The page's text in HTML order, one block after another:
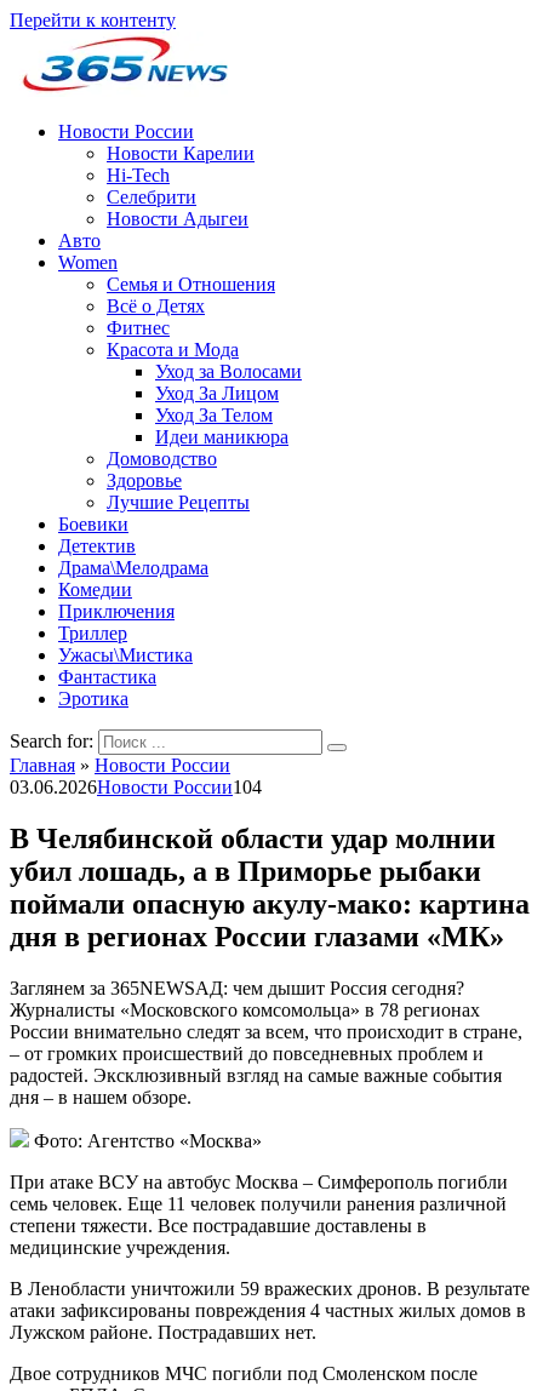
Перейти к контенту
Новости России
Новости Карелии
Hi-Tech
Селебрити
Новости Адыгеи
Авто
Women
Семья и Отношения
Всё о Детях
Фитнес
Красота и Мода
Уход за Волосами
Уход За Лицом
Уход За Телом
Идеи маникюра
Домоводство
Здоровье
Лучшие Рецепты
Боевики
Детектив
Драма\Мелодрама
Комедии
Приключения
Триллер
Ужасы\Мистика
Фантастика
Эротика
Search for:
Главная » Новости России
03.06.2026Новости России104
В Челябинской области удар молнии
убил лошадь, а в Приморье рыбаки
поймали опасную акулу-мако: картина
дня в регионах России глазами «МК»
Заглянем за 365NEWSАД: чем дышит Россия сегодня?
Журналисты «Московского комсомольца» в 78 регионах
России внимательно следят за всем, что происходит в стране,
– от громких происшествий до повседневных проблем и
радостей. Эксклюзивный взгляд на самые важные события
дня – в нашем обзоре.
Фото: Агентство «Москва»
При атаке ВСУ на автобус Москва – Симферополь погибли
семь человек. Еще 11 человек получили ранения различной
степени тяжести. Все пострадавшие доставлены в
медицинские учреждения.
В Ленобласти уничтожили 59 вражеских дронов. В результате
атаки зафиксированы повреждения 4 частных жилых домов в
Лужском районе. Пострадавших нет.
Двое сотрудников МЧС погибли под Смоленском после